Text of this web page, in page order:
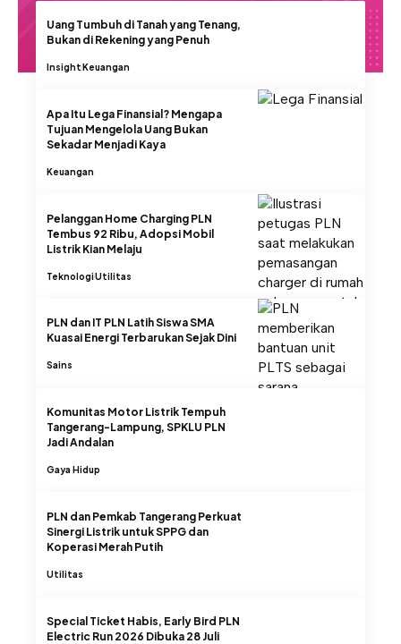
Uang Tumbuh di Tanah yang Tenang,
Bukan di Rekening yang Penuh
InsightKeuangan
Apa Itu Lega Finansial? Mengapa
Tujuan Mengelola Uang Bukan
Sekadar Menjadi Kaya
Keuangan
Pelanggan Home Charging PLN
Tembus 92 Ribu, Adopsi Mobil
Listrik Kian Melaju
TeknologiUtilitas
PLN dan IT PLN Latih Siswa SMA
Kuasai Energi Terbarukan Sejak Dini
Sains
Komunitas Motor Listrik Tempuh
Tangerang-Lampung, SPKLU PLN
Jadi Andalan
Gaya Hidup
PLN dan Pemkab Tangerang Perkuat
Sinergi Listrik untuk SPPG dan
Koperasi Merah Putih
Utilitas
Special Ticket Habis, Early Bird PLN
Electric Run 2026 Dibuka 28 Juli